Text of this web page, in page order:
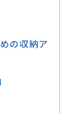
の収納ア